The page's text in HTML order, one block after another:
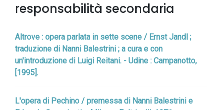
responsabilità secondaria
Altrove : opera parlata in sette scene / Ernst Jandl ;
traduzione di Nanni Balestrini ; a cura e con
un'introduzione di Luigi Reitani. - Udine : Campanotto,
[1995].
L'opera di Pechino / premessa di Nanni Balestrini e